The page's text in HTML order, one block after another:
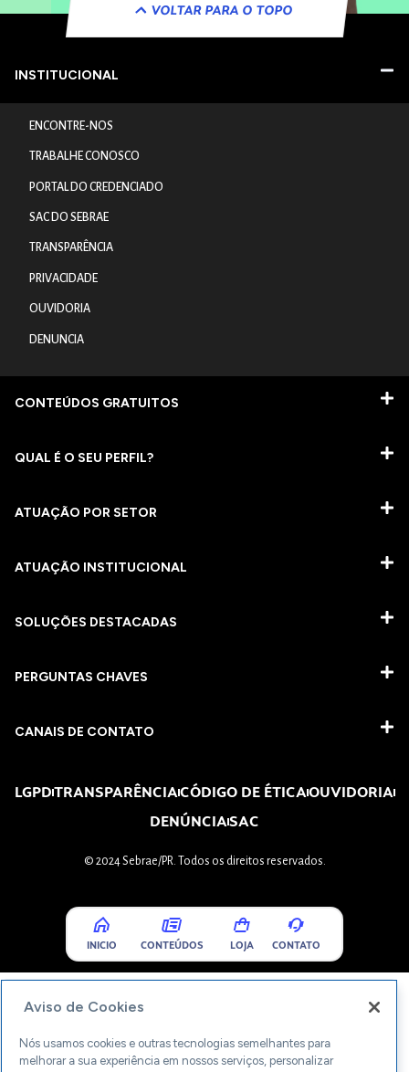
VOLTAR PARA O TOPO
INSTITUCIONAL
ENCONTRE-NOS
TRABALHE CONOSCO
PORTAL DO CREDENCIADO
SAC DO SEBRAE
TRANSPARÊNCIA
PRIVACIDADE
OUVIDORIA
DENUNCIA
CONTEÚDOS GRATUITOS
QUAL É O SEU PERFIL?
ATUAÇÃO POR SETOR
ATUAÇÃO INSTITUCIONAL
SOLUÇÕES DESTACADAS
PERGUNTAS CHAVES​
CANAIS DE CONTATO
LGPDTRANSPARÊNCIACÓDIGO DE ÉTICAOUVIDORIA
DENÚNCIASAC
© 2024 Sebrae/PR. Todos os direitos reservados.
INICIO CONTEÚDOS LOJA CONTATO
Aviso de Cookies
Nós usamos cookies e outras tecnologias semelhantes para
melhorar a sua experiência em nossos serviços, personalizar